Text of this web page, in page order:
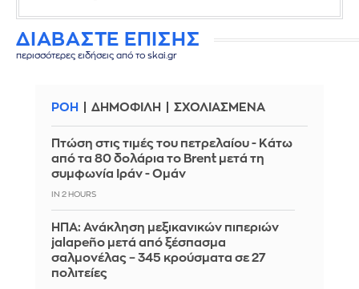
ΔΙΑΒΑΣΤΕ ΕΠΙΣΗΣ
περισσότερες ειδήσεις από το skai.gr
ΡΟΗ ΔΗΜΟΦΙΛΗ ΣΧΟΛΙΑΣΜΕΝΑ
Πτώση στις τιμές του πετρελαίου - Κάτω
από τα 80 δολάρια το Brent μετά τη
συμφωνία Ιράν - Ομάν
IN 2 HOURS
ΗΠΑ: Ανάκληση μεξικανικών πιπεριών
jalapeño μετά από ξέσπασμα
σαλμονέλας – 345 κρούσματα σε 27
πολιτείες